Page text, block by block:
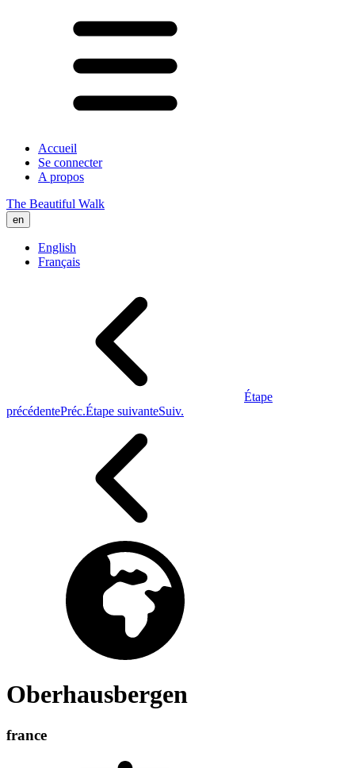
Accueil
Se connecter
A propos
The Beautiful Walk
en
English
Français
Étape
précédentePréc.Étape suivanteSuiv.
Oberhausbergen
france